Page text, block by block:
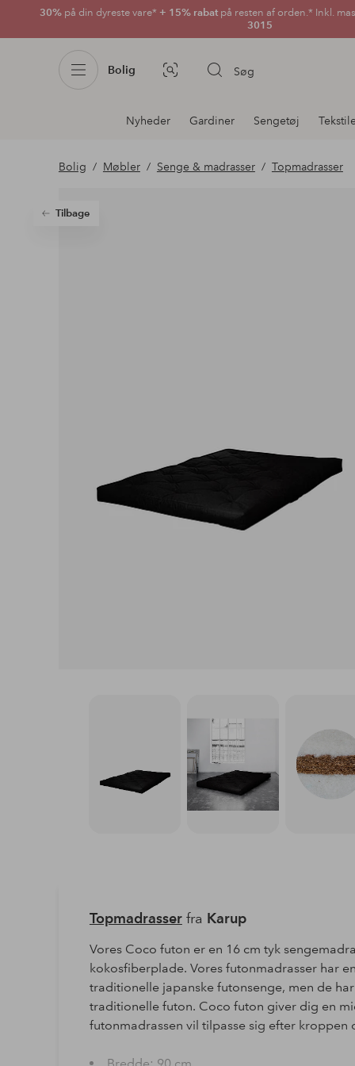
30% på din dyreste vare* + 15% rabatpå resten af orden.* Inkl.
3015
Bolig Billedsøgning Søg
Afdelningsnavigation
Nyheder Gardiner Sengetøj
Bolig Møbler Senge & madrasser Topmadrasser
Tilbage
Topmadrasserfra Karup
Vores Coco futon er en 16 cm tyk
kokosfiberplade. Vores futonmadrasser har
traditionelle japanske futonsenge, men de
traditionelle futon. Coco futon giver dig en
futonmadrassen vil tilpasse sig efter kroppen